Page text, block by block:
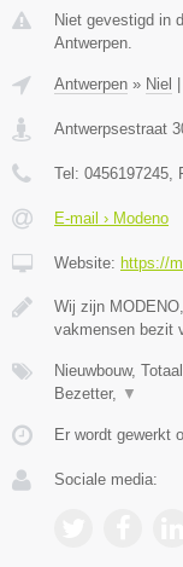
Niet gevestigd in
Antwerpen.
Antwerpen » Niel
Antwerpsestraat
Tel: 0456197245
E-mail › Modeno
Website: https://
Wij zijn
vakmensen bezit
Nieuwbouw,
Bezetter,
▼
Er wordt gewerkt
Sociale media: